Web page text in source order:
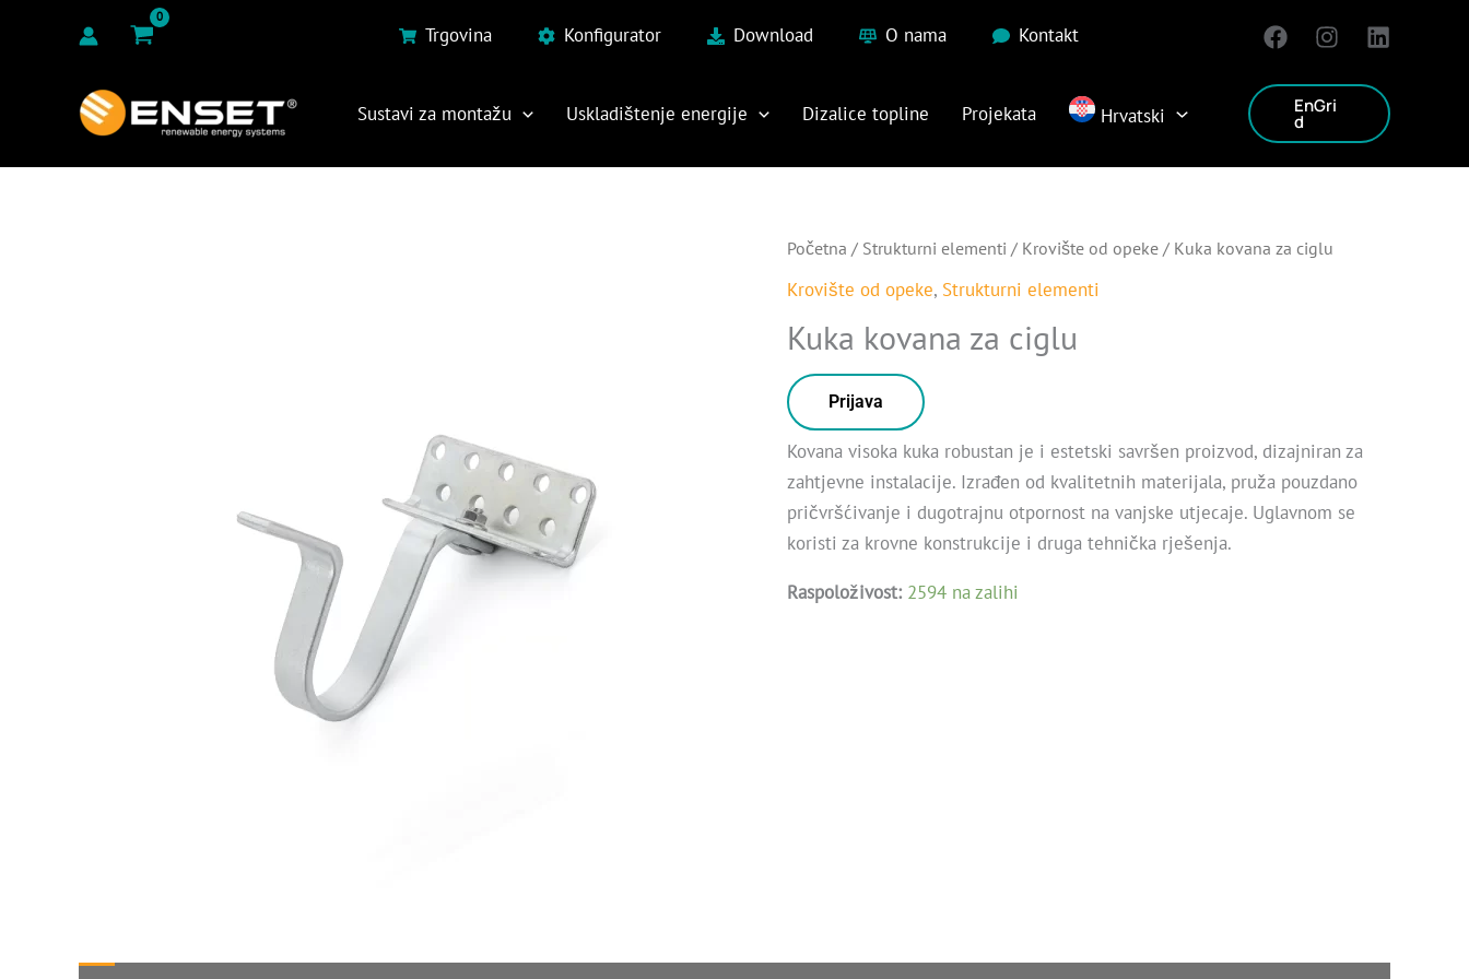
Trgovina Konfigurator Download O nama Kontakt
Sustavi za montažu Uskladištenje energije Dizalice topline Projekata Hrvatski EnGri
d
Početna / Strukturni elementi / Krovište od opeke / Kuka kovana za ciglu
Krovište od opeke, Strukturni elementi
Kuka kovana za ciglu
Prijava
Kovana visoka kuka robustan je i estetski savršen proizvod, dizajniran za
zahtjevne instalacije. Izrađen od kvalitetnih materijala, pruža pouzdano
pričvršćivanje i dugotrajnu otpornost na vanjske utjecaje. Uglavnom se
koristi za krovne konstrukcije i druga tehnička rješenja.
Raspoloživost: 2594 na zalihi